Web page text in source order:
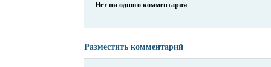
Нет ни одного комментария
Разместить комментарий